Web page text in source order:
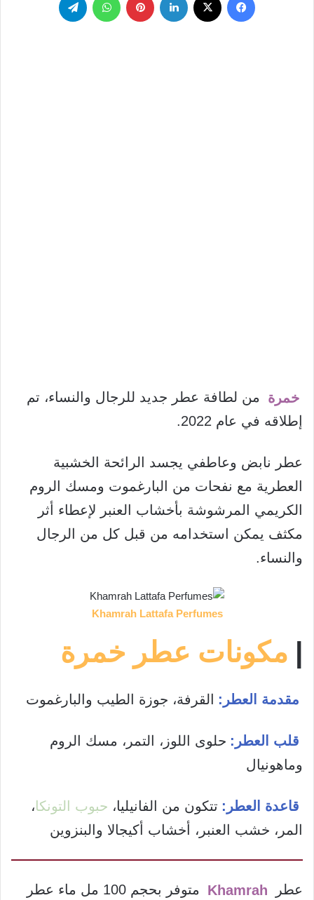
خمرة
من لطافة عطر جديد للرجال والنساء، تم
إطلاقه في عام 2022.
عطر نابض وعاطفي يجسد الرائحة الخشبية
العطرية مع نفحات من البارغموت ومسك الروم
الكريمي المرشوشة بأخشاب العنبر لإعطاء أثر
مكثف يمكن استخدامه من قبل كل من الرجال
والنساء.
Khamrah Lattafa Perfumes
| مكونات عطر خمرة
مقدمة العطر: القرفة، جوزة الطيب والبارغموت
قلب العطر: حلوى اللوز، التمر، مسك الروم
وماهونيال
قاعدة العطر: تتكون من الفانيليا، حبوب التونكا،
المر، خشب العنبر، أخشاب أكيجالا والبنزوين
عطر Khamrah متوفر بحجم 100 مل ماء عطر